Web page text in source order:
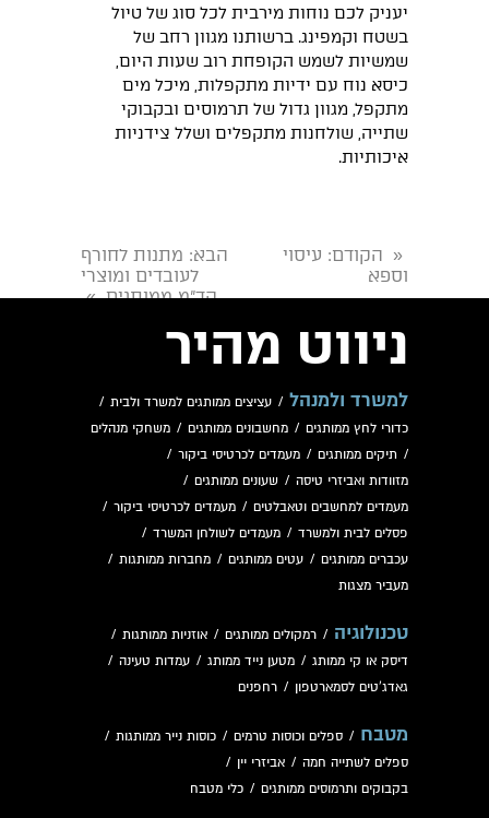
יעניק לכם נוחות מירבית לכל סוג של טיול
בשטח וקמפינג. ברשותנו מגוון רחב של
שמשיות לשמש הקופחת רוב שעות היום,
כיסא נוח עם ידיות מתקפלות, מיכל מים
מתקפל, מגוון גדול של תרמוסים ובקבוקי
שתייה, שולחנות מתקפלים ושלל צידניות
איכותיות.
« הקודם: עיסוי
וספא
הבא: מתנות לחורף
לעובדים ומוצרי
קד"מ ממותגים »
ניווט מהיר
למשרד ולמנהל / עציצים ממותגים למשרד ולבית /
כדורי לחץ ממותגים / מחשבונים ממותגים / משחקי מנהלים
/ תיקים ממותגים / מעמדים לכרטיסי ביקור /
מזוודות ואביזרי טיסה / שעונים ממותגים /
מעמדים למחשבים וטאבלטים / מעמדים לכרטיסי ביקור /
פסלים לבית ולמשרד / מעמדים לשולחן המשרד /
עכברים ממותגים / עטים ממותגים / מחברות ממותגות /
מעביר מצגות
טכנולוגיה / רמקולים ממותגים / אוזניות ממותגות /
דיסק או קי ממותג / מטען נייד ממותג / עמדות טעינה /
גאדג'טים לסמארטפון / רחפנים
מטבח / ספלים וכוסות טרמים / כוסות נייר ממותגות /
ספלים לשתייה חמה / אביזרי יין /
בקבוקים ותרמוסים ממותגים / כלי מטבח